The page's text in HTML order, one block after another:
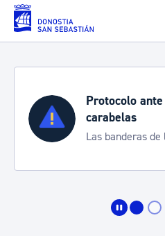
Saltar al contenido principal
Protocolo
carabelas
Las banderas